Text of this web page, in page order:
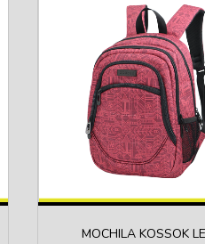
MOCHILA KOSSOK